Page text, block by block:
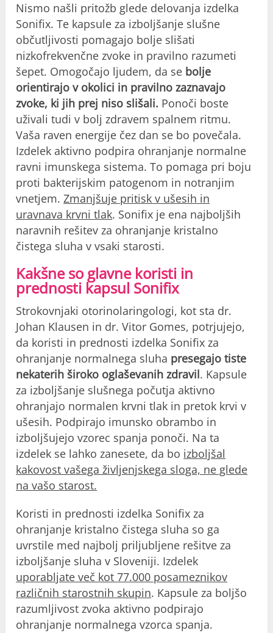
Nismo našli pritožb glede delovanja izdelka
Sonifix. Te kapsule za izboljšanje slušne
občutljivosti pomagajo bolje slišati
nizkofrekvenčne zvoke in pravilno razumeti
šepet. Omogočajo ljudem, da se bolje
orientirajo v okolici in pravilno zaznavajo
zvoke, ki jih prej niso slišali. Ponoči boste
uživali tudi v bolj zdravem spalnem ritmu.
Vaša raven energije čez dan se bo povečala.
Izdelek aktivno podpira ohranjanje normalne
ravni imunskega sistema. To pomaga pri boju
proti bakterijskim patogenom in notranjim
vnetjem.Zmanjšuje pritisk v ušesih in
uravnava krvni tlak. Sonifix je ena najboljših
naravnih rešitev za ohranjanje kristalno
čistega sluha v vsaki starosti.
Kakšne so glavne koristi in
prednosti kapsul Sonifix
Strokovnjaki otorinolaringologi, kot sta dr.
Johan Klausen in dr. Vitor Gomes, potrjujejo,
da koristi in prednosti izdelka Sonifix za
ohranjanje normalnega sluha presegajo tiste
nekaterih široko oglaševanih zdravil. Kapsule
za izboljšanje slušnega počutja aktivno
ohranjajo normalen krvni tlak in pretok krvi v
ušesih. Podpirajo imunsko obrambo in
izboljšujejo vzorec spanja ponoči. Na ta
izdelek se lahko zanesete, da bo izboljšal
kakovost vašega življenjskega sloga, ne glede
na vašo starost.
Koristi in prednosti izdelka Sonifix za
ohranjanje kristalno čistega sluha so ga
uvrstile med najbolj priljubljene rešitve za
izboljšanje sluha v Sloveniji. Izdelek
uporabljate več kot 77.000 posameznikov
različnih starostnih skupin. Kapsule za boljšo
razumljivost zvoka aktivno podpirajo
ohranjanje normalnega vzorca spanja.